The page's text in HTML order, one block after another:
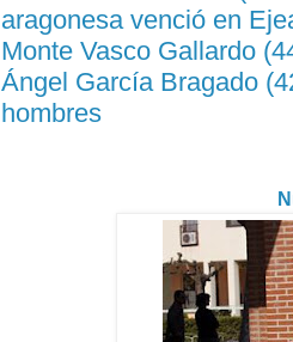
aragonesa venció en
Monte Vasco Gallardo
Ángel García Bragado
hombres